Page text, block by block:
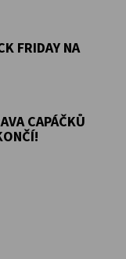
FRIDAY NA
CAPÁČKŮ